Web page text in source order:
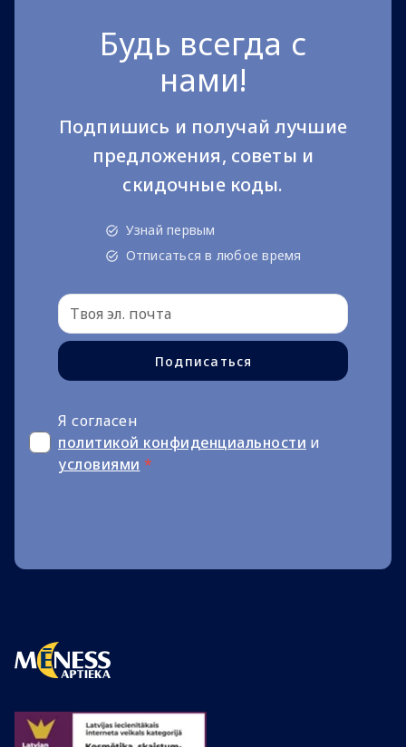
Будь всегда с
нами!
Подпишись и получай лучшие
предложения, советы и
скидочные коды.
Узнай первым
Отписаться в любое время
Подписаться
Я согласен
политикой конфиденциальности и
условиями *